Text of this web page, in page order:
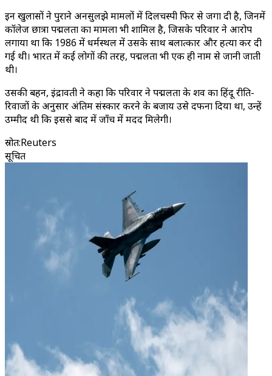
इन खुलासों ने पुराने अनसुलझे मामलों में दिलचस्पी फिर से जगा दी है, जिनमें
कॉलेज छात्रा पद्मलता का मामला भी शामिल है, जिसके परिवार ने आरोप
लगाया था कि 1986 में धर्मस्थल में उसके साथ बलात्कार और हत्या कर दी
गई थी। भारत में कई लोगों की तरह, पद्मलता भी एक ही नाम से जानी जाती
थी।
उसकी बहन, इंद्रावती ने कहा कि परिवार ने पद्मलता के शव का हिंदू रीति-
रिवाजों के अनुसार अंतिम संस्कार करने के बजाय उसे दफना दिया था, उन्हें
उम्मीद थी कि इससे बाद में जाँच में मदद मिलेगी।
स्रोत:Reuters
सूचित